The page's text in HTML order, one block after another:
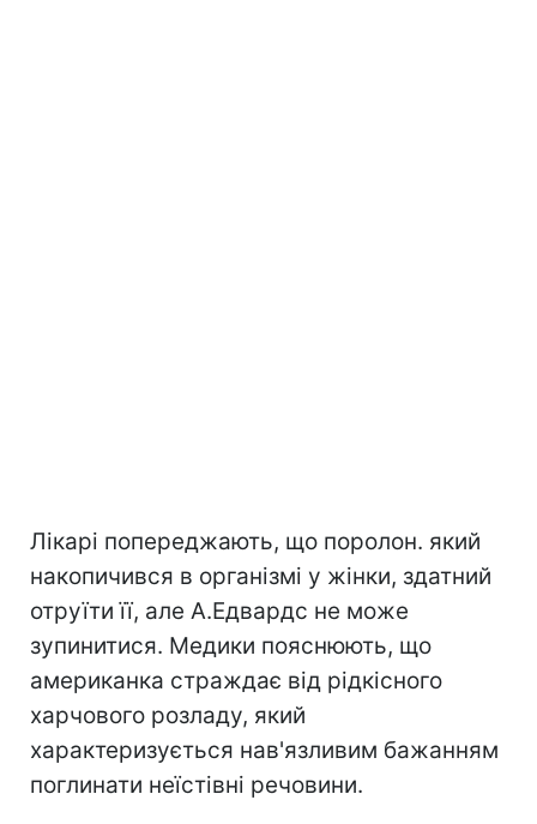
Лікарі попереджають, що поролон. який
накопичився в організмі у жінки, здатний
отруїти її, але А.Едвардс не може
зупинитися. Медики пояснюють, що
американка страждає від рідкісного
харчового розладу, який
характеризується нав'язливим бажанням
поглинати неїстівні речовини.